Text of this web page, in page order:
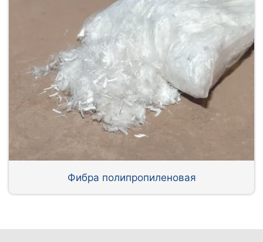
Фибра полипропиленовая